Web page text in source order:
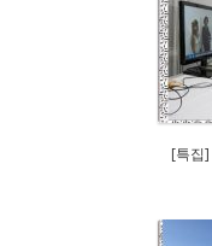
[특집